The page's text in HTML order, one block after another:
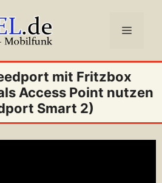
Menü
mit Fritzbox
Access Point nutzen
Smart 2)